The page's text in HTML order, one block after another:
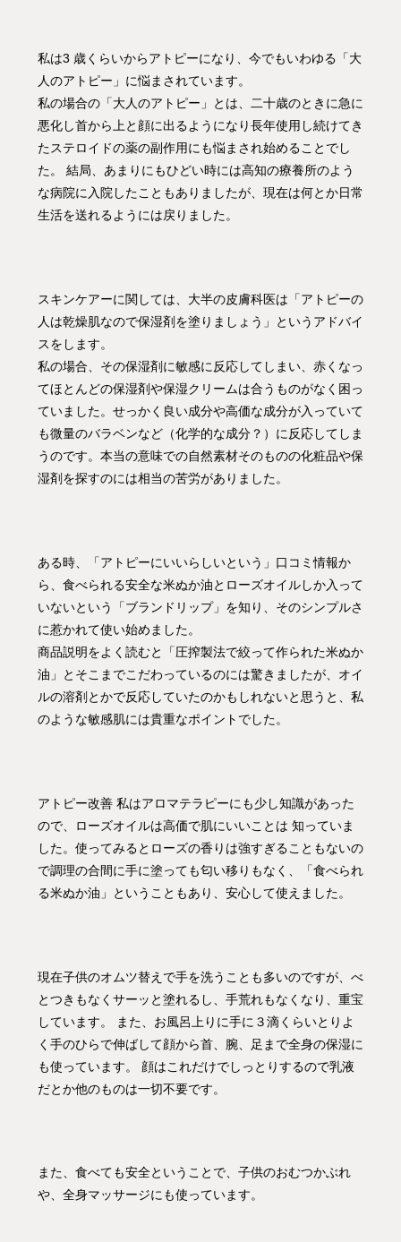
私は3 歳くらいからアトピーになり、今でもいわゆる「大
人のアトピー」に悩まされています。
私の場合の「大人のアトピー」とは、二十歳のときに急に
悪化し首から上と顔に出るようになり長年使用し続けてき
たステロイドの薬の副作用にも悩まされ始めることでし
た。 結局、あまりにもひどい時には高知の療養所のよう
な病院に入院したこともありましたが、現在は何とか日常
生活を送れるようには戻りました。
スキンケアーに関しては、大半の皮膚科医は「アトピーの
人は乾燥肌なので保湿剤を塗りましょう」というアドバイ
スをします。
私の場合、その保湿剤に敏感に反応してしまい、赤くなっ
てほとんどの保湿剤や保湿クリームは合うものがなく困っ
ていました。せっかく良い成分や高価な成分が入っていて
も微量のバラベンなど（化学的な成分？）に反応してしま
うのです。本当の意味での自然素材そのものの化粧品や保
湿剤を探すのには相当の苦労がありました。
ある時、「アトピーにいいらしいという」口コミ情報か
ら、食べられる安全な米ぬか油とローズオイルしか入って
いないという「ブランドリップ」を知り、そのシンプルさ
に惹かれて使い始めました。
商品説明をよく読むと「圧搾製法で絞って作られた米ぬか
油」とそこまでこだわっているのには驚きましたが、オイ
ルの溶剤とかで反応していたのかもしれないと思うと、私
のような敏感肌には貴重なポイントでした。
アトピー改善 私はアロマテラピーにも少し知識があった
ので、ローズオイルは高価で肌にいいことは 知っていま
した。使ってみるとローズの香りは強すぎることもないの
で調理の合間に手に塗っても匂い移りもなく、「食べられ
る米ぬか油」ということもあり、安心して使えました。
現在子供のオムツ替えで手を洗うことも多いのですが、べ
とつきもなくサーッと塗れるし、手荒れもなくなり、重宝
しています。 また、お風呂上りに手に３滴くらいとりよ
く手のひらで伸ばして顔から首、腕、足まで全身の保湿に
も使っています。 顔はこれだけでしっとりするので乳液
だとか他のものは一切不要です。
また、食べても安全ということで、子供のおむつかぶれ
や、全身マッサージにも使っています。